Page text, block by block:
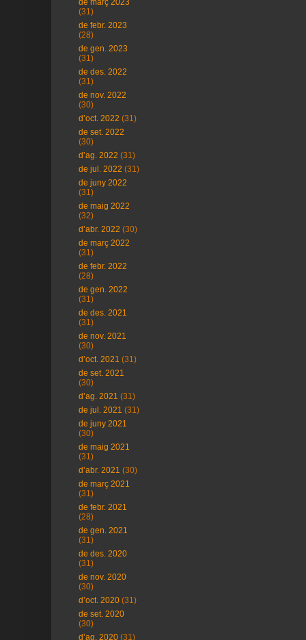
de març 2023
(31)
de febr. 2023
(28)
de gen. 2023
(31)
de des. 2022
(31)
de nov. 2022
(30)
d’oct. 2022 (31)
de set. 2022
(30)
d’ag. 2022 (31)
de jul. 2022 (31)
de juny 2022
(31)
de maig 2022
(32)
d’abr. 2022 (30)
de març 2022
(31)
de febr. 2022
(28)
de gen. 2022
(31)
de des. 2021
(31)
de nov. 2021
(30)
d’oct. 2021 (31)
de set. 2021
(30)
d’ag. 2021 (31)
de jul. 2021 (31)
de juny 2021
(30)
de maig 2021
(31)
d’abr. 2021 (30)
de març 2021
(31)
de febr. 2021
(28)
de gen. 2021
(31)
de des. 2020
(31)
de nov. 2020
(30)
d’oct. 2020 (31)
de set. 2020
(30)
d’ag. 2020 (31)